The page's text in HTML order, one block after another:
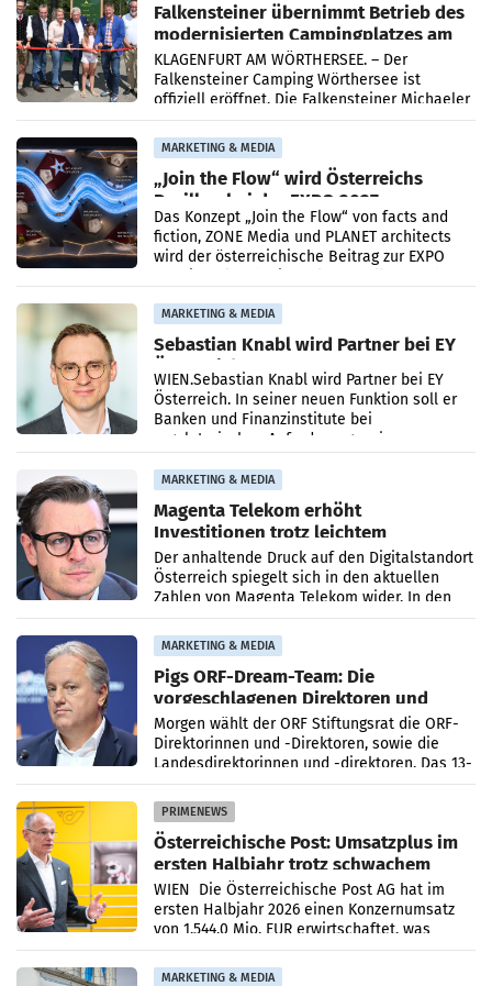
Falkensteiner übernimmt Betrieb des
modernisierten Campingplatzes am
Wörthersee
KLAGENFURT AM WÖRTHERSEE. – Der
Falkensteiner Camping Wörthersee ist
offiziell eröffnet. Die Falkensteiner Michaeler
Tourism Group (FMTG) und die Stadtwerke
Klagenfurt haben den
MARKETING & MEDIA
„Join the Flow“ wird Österreichs
Pavillon bei der EXPO 2027
Das Konzept „Join the Flow“ von facts and
fiction, ZONE Media und PLANET architects
wird der österreichische Beitrag zur EXPO
MARKETING & MEDIA
Sebastian Knabl wird Partner bei EY
Österreich
WIEN.Sebastian Knabl wird Partner bei EY
Österreich. In seiner neuen Funktion soll er
Banken und Finanzinstitute bei
regulatorischen Anforderungen, im
Risikomanagement und bei
Transformationsprojekten
MARKETING & MEDIA
Magenta Telekom erhöht
Investitionen trotz leichtem
Umsatzrückgang
Der anhaltende Druck auf den Digitalstandort
Österreich spiegelt sich in den aktuellen
Zahlen von Magenta Telekom wider. In den
ersten sechs Monaten des laufenden Jahres
verzeichnete
MARKETING & MEDIA
Pigs ORF-Dream-Team: Die
vorgeschlagenen Direktoren und
Direktorinnen
Morgen wählt der ORF Stiftungsrat die ORF-
Direktorinnen und -Direktoren, sowie die
Landesdirektorinnen und -direktoren. Das 13-
köpfige Wunschteam des ab 1. Jänner 2027
amtierenden
PRIMENEWS
Österreichische Post: Umsatzplus im
ersten Halbjahr trotz schwachem
Briefgeschäft
WIEN Die Österreichische Post AG hat im
ersten Halbjahr 2026 einen Konzernumsatz
von 1.544,0 Mio. EUR erwirtschaftet, was
einem Plus von 3,8 Prozent gegenüber dem
Vergleichszeitraum
MARKETING & MEDIA